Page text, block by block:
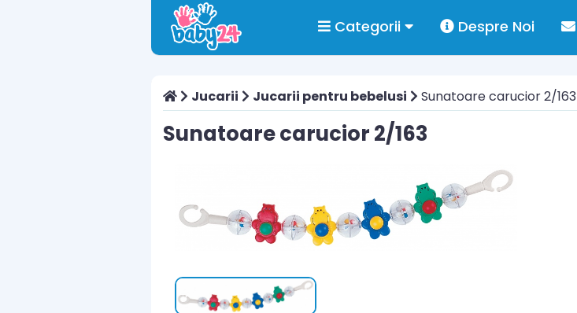
Categorii Despre Noi
Jucarii Jucarii pentru bebelusi Sunatoare carucior 2/163
Sunatoare carucior 2/163